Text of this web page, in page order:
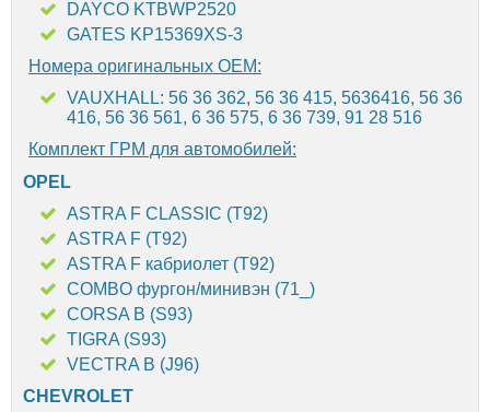
DAYCO KTBWP2520
GATES KP15369XS-3
Номера оригинальных OEM:
VAUXHALL: 56 36 362, 56 36 415, 5636416, 56 36
416, 56 36 561, 6 36 575, 6 36 739, 91 28 516
Комплект ГРМ для автомобилей:
OPEL
ASTRA F CLASSIC (T92)
ASTRA F (T92)
ASTRA F кабриолет (T92)
COMBO фургон/минивэн (71_)
CORSA B (S93)
TIGRA (S93)
VECTRA B (J96)
CHEVROLET